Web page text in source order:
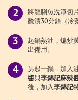
將龍脷魚洗淨切
醃漬30分鐘（冷
起鍋熱油，煸炒
出備用。
另起一鍋，加入
醬與李錦記麻辣
後，加入李錦記